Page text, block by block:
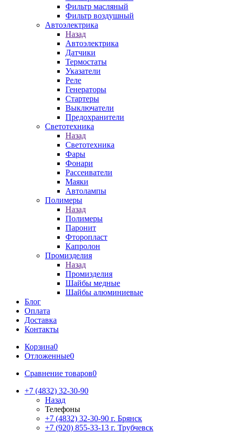
Фильтр масляный
Фильтр воздушный
Автоэлектрика
Назад
Автоэлектрика
Датчики
Термостаты
Указатели
Реле
Генераторы
Стартеры
Выключатели
Предохранители
Светотехника
Назад
Светотехника
Фары
Фонари
Рассеиватели
Маяки
Автолампы
Полимеры
Назад
Полимеры
Паронит
Фторопласт
Капролон
Промизделия
Назад
Промизделия
Шайбы медные
Шайбы алюминиевые
Блог
Оплата
Доставка
Контакты
Корзина0
Отложенные0
Сравнение товаров0
+7 (4832) 32-30-90
Назад
Телефоны
+7 (4832) 32-30-90 г. Брянск
+7 (920) 855-33-13 г. Трубчевск